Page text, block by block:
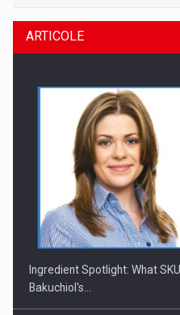
ARTICOLE
Ingredient Spotlight: What
Bakuchiol's…